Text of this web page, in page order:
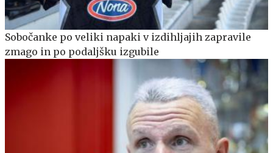
Sobočanke po veliki napaki v izdihljajih zapravile
zmago in po podaljšku izgubile